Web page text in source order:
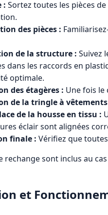
: Sortez toutes les pièces
des pièces :
de la structure : Suivez
dans les raccords en
optimale.
des étagères : Une fois le
de la tringle à
de la housse en tissu :
éclair sont alignées
finale : Vérifiez que
rechange sont inclus au
et